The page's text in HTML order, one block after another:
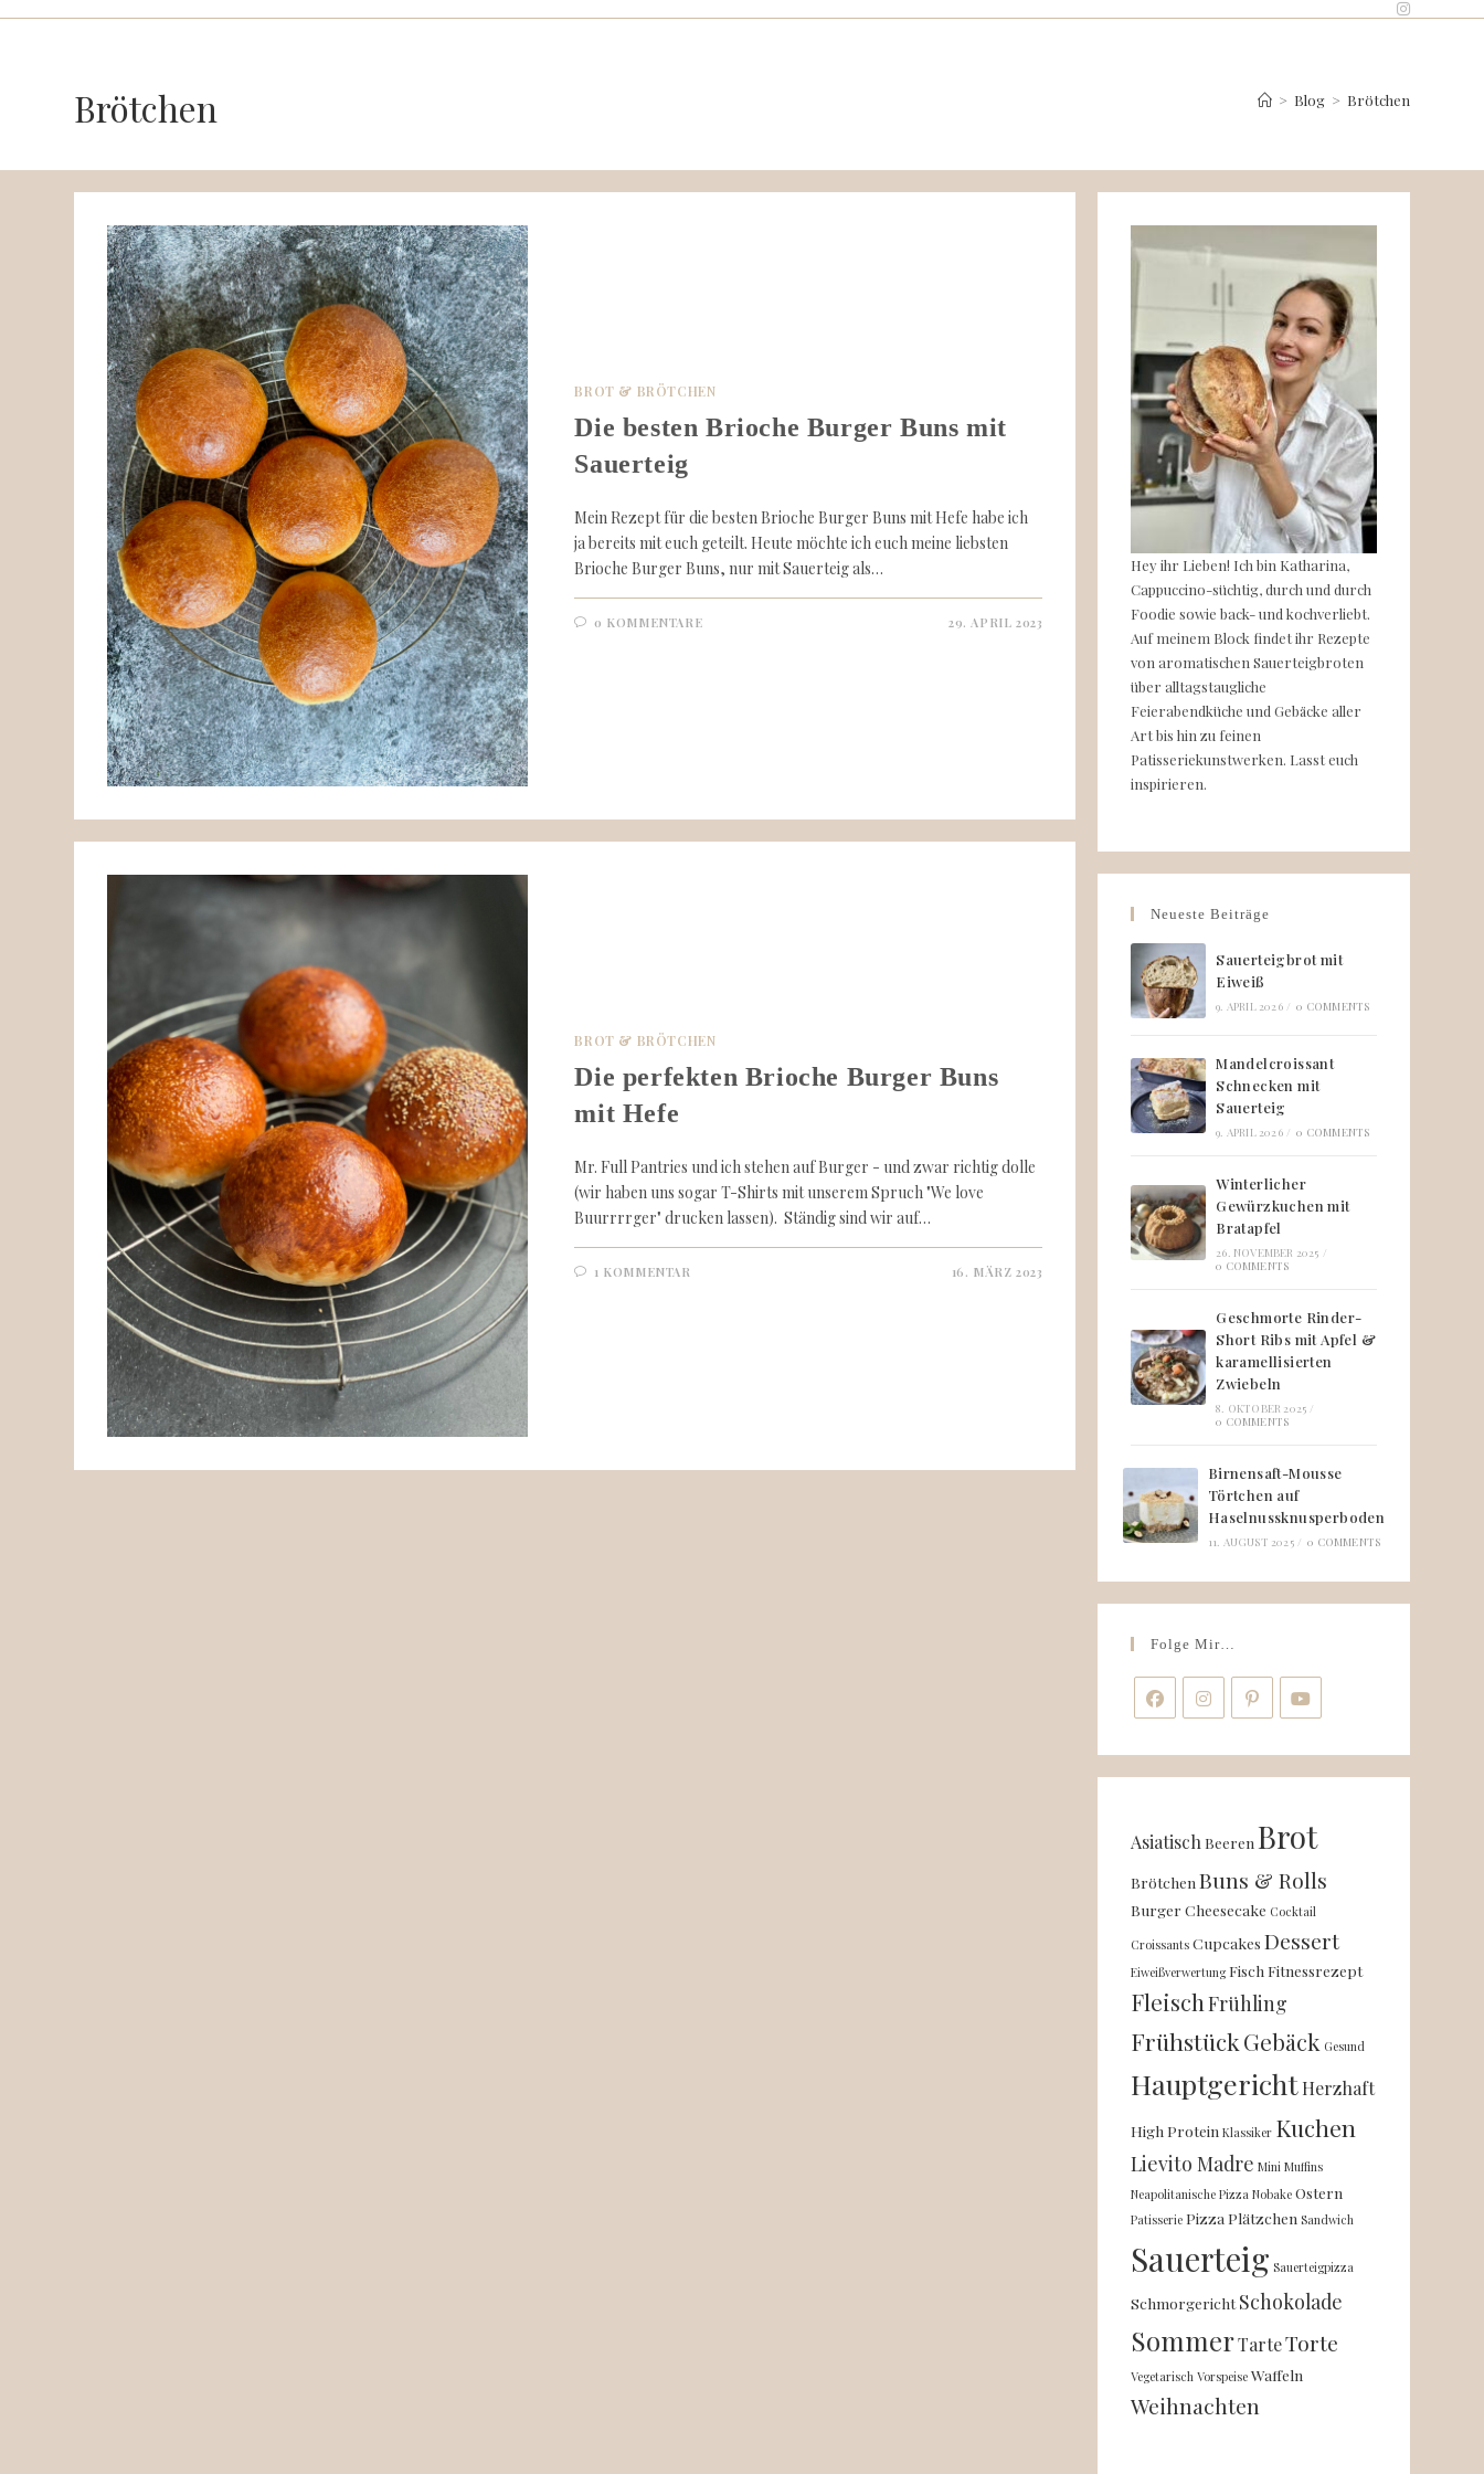
Brötchen > Blog > Brötchen
BROT & BRÖTCHEN
Die besten Brioche Burger Buns mit
Sauerteig
Mein Rezept für die besten Brioche Burger Buns mit Hefe habe ich
ja bereits mit euch geteilt. Heute möchte ich euch meine liebsten
Brioche Burger Buns, nur mit Sauerteig als…
0 KOMMENTARE 29. APRIL 2023
BROT & BRÖTCHEN
Die perfekten Brioche Burger Buns
mit Hefe
Mr. Full Pantries und ich stehen auf Burger - und zwar richtig dolle
(wir haben uns sogar T-Shirts mit unserem Spruch "We love
Buurrrrger" drucken lassen). Ständig sind wir auf…
1 KOMMENTAR 16. MÄRZ 2023
Hey ihr Lieben! Ich bin Katharina,
Cappuccino-süchtig, durch und durch
Foodie sowie back- und kochverliebt.
Auf meinem Block findet ihr Rezepte
von aromatischen Sauerteigbroten
über alltagstaugliche
Feierabendküche und Gebäcke aller
Art bis hin zu feinen
Patisseriekunstwerken. Lasst euch
inspirieren.
Neueste Beiträge
Sauerteigbrot mit
Eiweiß
9. APRIL 2026 / 0 COMMENTS
Mandelcroissant
Schnecken mit
Sauerteig
9. APRIL 2026 / 0 COMMENTS
Winterlicher
Gewürzkuchen mit
Bratapfel
26. NOVEMBER 2025 /
0 COMMENTS
Geschmorte Rinder-
Short Ribs mit Apfel &
karamellisierten
Zwiebeln
8. OKTOBER 2025 /
0 COMMENTS
Birnensaft-Mousse
Törtchen auf
Haselnussknusperboden
11. AUGUST 2025 / 0 COMMENTS
Folge Mir…
Asiatisch Beeren Brot
Brötchen Buns & Rolls
Burger Cheesecake Cocktail
Croissants Cupcakes Dessert
Eiweißverwertung Fisch Fitnessrezept
Fleisch Frühling
FrühstückGebäck Gesund
HauptgerichtHerzhaft
High Protein Klassiker Kuchen
Lievito Madre Mini Muffins
Neapolitanische Pizza Nobake Ostern
Patisserie Pizza Plätzchen Sandwich
Sauerteig Sauerteigpizza
Schmorgericht Schokolade
SommerTarteTorte
Vegetarisch Vorspeise Waffeln
Weihnachten